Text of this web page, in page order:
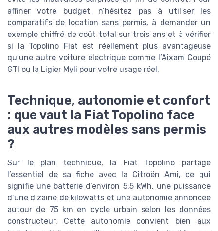
affiner votre budget, n’hésitez pas à utiliser les
comparatifs de location sans permis, à demander un
exemple chiffré de coût total sur trois ans et à vérifier
si la Topolino Fiat est réellement plus avantageuse
qu’une autre voiture électrique comme l’Aixam Coupé
GTI ou la Ligier Myli pour votre usage réel.
Technique, autonomie et confort
: que vaut la Fiat Topolino face
aux autres modèles sans permis
?
Sur le plan technique, la Fiat Topolino partage
l’essentiel de sa fiche avec la Citroën Ami, ce qui
signifie une batterie d’environ 5,5 kWh, une puissance
d’une dizaine de kilowatts et une autonomie annoncée
autour de 75 km en cycle urbain selon les données
constructeur. Cette autonomie convient bien aux